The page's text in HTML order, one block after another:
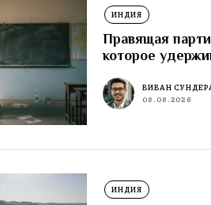
ИНДИЯ
Правящая
которое
ВИВАН
08.08.2026
ИНДИЯ